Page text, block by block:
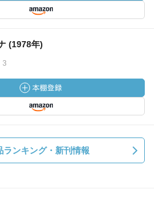
(1978年)
3
ランキング・新刊情報